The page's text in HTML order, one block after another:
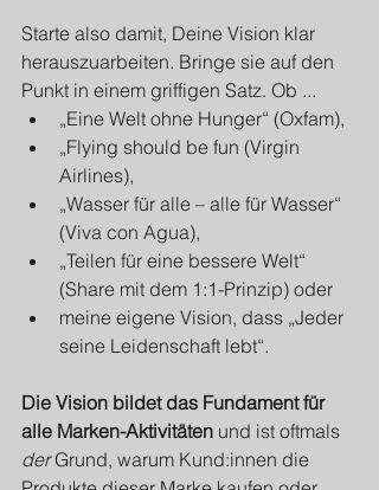
Starte also damit, Deine Vision klar
herauszuarbeiten. Bringe sie auf den
Punkt in einem griffigen Satz. Ob ...
„Eine Welt ohne Hunger“ (Oxfam),
„Flying should be fun (Virgin
Airlines),
„Wasser für alle – alle für Wasser“
(Viva con Agua),
„Teilen für eine bessere Welt“
(Share mit dem 1:1-Prinzip) oder
meine eigene Vision, dass „Jeder
seine Leidenschaft lebt“.
Die Vision bildet das Fundament für
alle Marken-Aktivitäten und ist oftmals
der Grund, warum Kund:innen die